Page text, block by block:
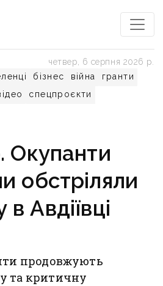
бізнес війна
гранти
спецпроєкти
четвер, 6 серпня 2026 р.
Окупанти
обстріляли
Авдіївці
продовжують
та критичну